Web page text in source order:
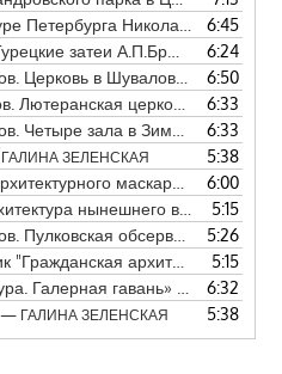
Николаевской поры»
6:45
затеи А.П.Брюллова»
6:24
в Шуваловском парке»
6:50
Святого Петра на Невском проспекте»
6:33
зала в Зимнем дворце»
6:33
ЗЕЛЕНСКАЯ
5:38
маскарада» —
6:00
нынешнего времени"»
5:15
обсерватория»
5:26
архитектура"»
5:15
Галерная гавань» — ГАЛИНА
6:32
— ГАЛИНА ЗЕЛЕНСКАЯ 5:38